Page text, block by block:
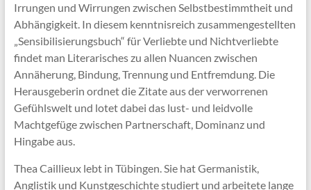
Irrungen und Wirrungen zwischen Selbstbestimmtheit und
Abhängigkeit. In diesem kenntnisreich zusammengestellten
„Sensibilisierungsbuch“ für Verliebte und Nichtverliebte
findet man Literarisches zu allen Nuancen zwischen
Annäherung, Bindung, Trennung und Entfremdung. Die
Herausgeberin ordnet die Zitate aus der verworrenen
Gefühlswelt und lotet dabei das lust- und leidvolle
Machtgefüge zwischen Partnerschaft, Dominanz und
Hingabe aus.
Thea Caillieux lebt in Tübingen. Sie hat Germanistik,
Anglistik und Kunstgeschichte studiert und arbeitete lange